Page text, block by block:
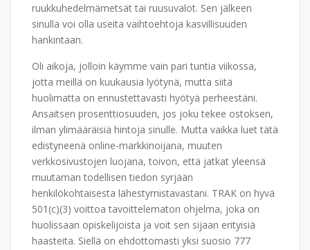
ruukkuhedelmämetsät tai ruusuvalot. Sen jälkeen
sinulla voi olla useita vaihtoehtoja kasvillisuuden
hankintaan.
Oli aikoja, jolloin käymme vain pari tuntia viikossa,
jotta meillä on kuukausia lyötynä, mutta siitä
huolimatta on ennustettavasti hyötyä perheestäni.
Ansaitsen prosenttiosuuden, jos joku tekee ostoksen,
ilman ylimääräisiä hintoja sinulle. Mutta vaikka luet tätä
edistyneenä online-markkinoijana, muuten
verkkosivustojen luojana, toivon, että jatkat yleensä
muutaman todellisen tiedon syrjään
henkilökohtaisesta lähestymistavastani. TRAK on hyvä
501(c)(3) voittoa tavoittelematon ohjelma, joka on
huolissaan opiskelijoista ja voit sen sijaan erityisiä
haasteita. Siellä on ehdottomasti yksi suosio 777